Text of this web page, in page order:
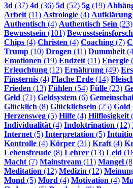
3d (37) 4d (36) 5d (52) 5g (19)
Arbeit (11) Astrologie (4) Aufklärung
Authentisch (4) Authentisch Sein (23)
Bewusstsein (101)
Chips (4) Christen (4) Coaching (7)
Trump (10) Drogen (11) Dummheit
Emotionen (19) Endzeit (11) Energie
Erleuchtung (12) Ernährung (49)
Finsternis (4) Flache Erde (14)
Frieden (13) Fühlen (54) Fülle (23)
Geld (71) Geldsystem (6)
Glücklich (8) Glücklichsein (25) Gold
Herzensweg (5) Hilfe (4) Hilflosigkeit
Individualität (4) Indoktrination (12)
Internet (5) Interpretation (5)
Kontrolle (4) Körper (31) Kraft (4)
Lebensfreude (8) Lehrer (13) Leid
Macht (7) Mainstream (11) Mangel
Meditation (12) Medizin (12)
Mond (5) Mord (4) Motivation (4)